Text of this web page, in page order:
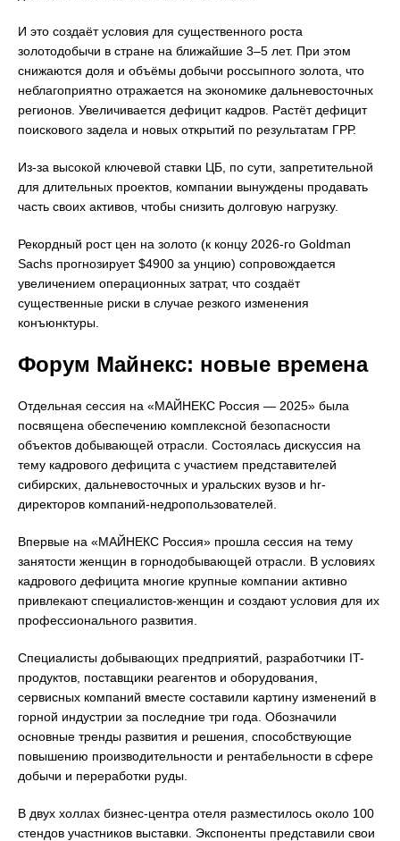
И это создаёт условия для существенного роста
золотодобычи в стране на ближайшие 3–5 лет. При этом
снижаются доля и объёмы добычи россыпного золота, что
неблагоприятно отражается на экономике дальневосточных
регионов. Увеличивается дефицит кадров. Растёт дефицит
поискового задела и новых открытий по результатам ГРР.
Из-за высокой ключевой ставки ЦБ, по сути, запретительной
для длительных проектов, компании вынуждены продавать
часть своих активов, чтобы снизить долговую нагрузку.
Рекордный рост цен на золото (к концу 2026-го Goldman
Sachs прогнозирует $4900 за унцию) сопровождается
увеличением операционных затрат, что создаёт
существенные риски в случае резкого изменения
конъюнктуры.
Форум Майнекс: новые времена
Отдельная сессия на «МАЙНЕКС Россия — 2025» была
посвящена обеспечению комплексной безопасности
объектов добывающей отрасли. Состоялась дискуссия на
тему кадрового дефицита с участием представителей
сибирских, дальневосточных и уральских вузов и hr-
директоров компаний-недропользователей.
Впервые на «МАЙНЕКС Россия» прошла сессия на тему
занятости женщин в горнодобывающей отрасли. В условиях
кадрового дефицита многие крупные компании активно
привлекают специалистов-женщин и создают условия для их
профессионального развития.
Специалисты добывающих предприятий, разработчики IT-
продуктов, поставщики реагентов и оборудования,
сервисных компаний вместе составили картину изменений в
горной индустрии за последние три года. Обозначили
основные тренды развития и решения, способствующие
повышению производительности и рентабельности в сфере
добычи и переработки руды.
В двух холлах бизнес-центра отеля разместилось около 100
стендов участников выставки. Экспоненты представили свои